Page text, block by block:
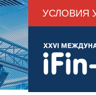
УСЛОВИЯ